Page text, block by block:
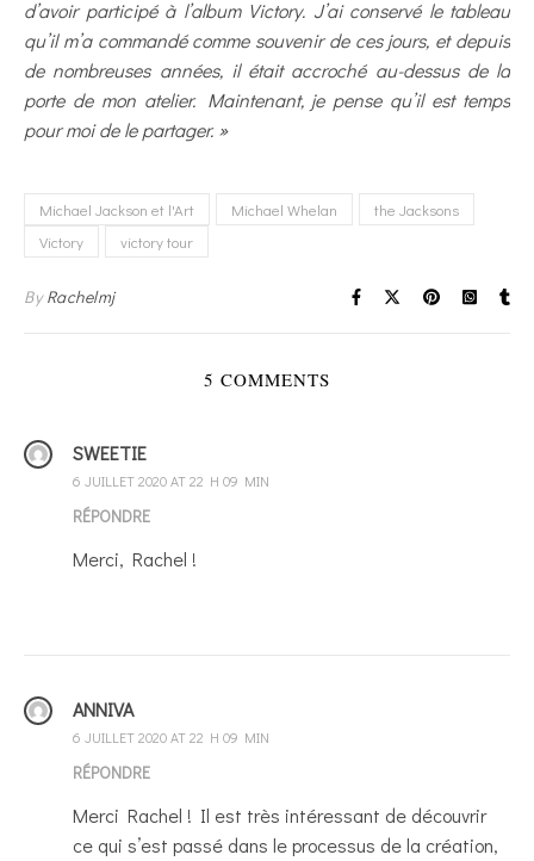
d’avoir participé à l’album Victory. J’ai conservé le tableau
qu’il m’a commandé comme souvenir de ces jours, et depuis
de nombreuses années, il était accroché au-dessus de la
porte de mon atelier. Maintenant, je pense qu’il est temps
pour moi de le partager. »
Michael Jackson et l'Art Michael Whelan
the Jacksons
Victory
victory tour
ByRachelmj
5 COMMENTS
SWEETIE
6 JUILLET 2020 AT 22 H 09 MIN
RÉPONDRE
Merci, Rachel !
ANNIVA
6 JUILLET 2020 AT 22 H 09 MIN
RÉPONDRE
Merci Rachel ! Il est très intéressant de découvrir
ce qui s’est passé dans le processus de la création,